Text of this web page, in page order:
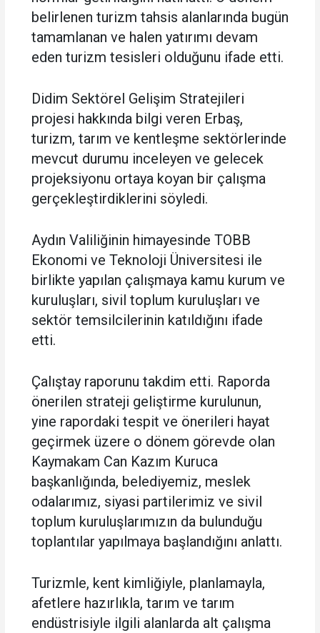
belirlenen turizm tahsis alanlarında bugün
tamamlanan ve halen yatırımı devam
eden turizm tesisleri olduğunu ifade etti.
Didim Sektörel Gelişim Stratejileri
projesi hakkında bilgi veren Erbaş,
turizm, tarım ve kentleşme sektörlerinde
mevcut durumu inceleyen ve gelecek
projeksiyonu ortaya koyan bir çalışma
gerçekleştirdiklerini söyledi.
Aydın Valiliğinin himayesinde TOBB
Ekonomi ve Teknoloji Üniversitesi ile
birlikte yapılan çalışmaya kamu kurum ve
kuruluşları, sivil toplum kuruluşları ve
sektör temsilcilerinin katıldığını ifade
etti.
Çalıştay raporunu takdim etti. Raporda
önerilen strateji geliştirme kurulunun,
yine rapordaki tespit ve önerileri hayat
geçirmek üzere o dönem görevde olan
Kaymakam Can Kazım Kuruca
başkanlığında, belediyemiz, meslek
odalarımız, siyasi partilerimiz ve sivil
toplum kuruluşlarımızın da bulunduğu
toplantılar yapılmaya başlandığını anlattı.
Turizmle, kent kimliğiyle, planlamayla,
afetlere hazırlıkla, tarım ve tarım
endüstrisiyle ilgili alanlarda alt çalışma